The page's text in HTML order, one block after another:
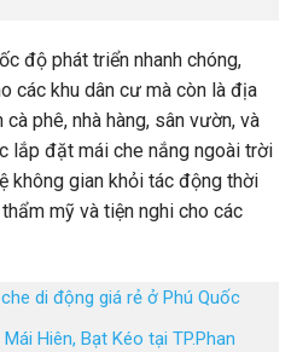
độ phát triển nhanh chóng,
các khu dân cư mà còn là địa
phê, nhà hàng, sân vườn, và
lắp đặt mái che nắng ngoài trời
không gian khỏi tác động thời
mỹ và tiện nghi cho các
di động giá rẻ ở Phú Quốc
Hiên, Bạt Kéo tại TP.Phan